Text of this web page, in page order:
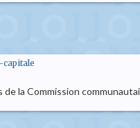
la Commission